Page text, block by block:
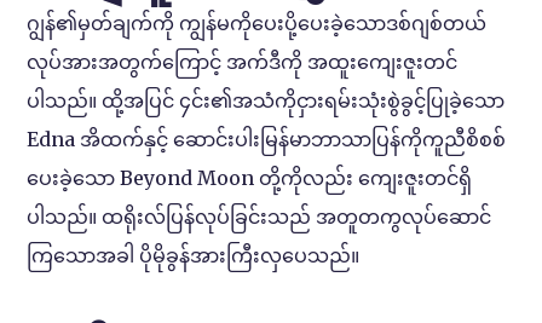
ဂျွန်၏မှတ်ချက်ကို ကျွန်မကိုပေးပို့ပေးခဲ့သောဒစ်ဂျစ်တယ်
လုပ်အားအတွက်ကြောင့် အက်ဒီကို အထူးကျေးဇူးတင်
ပါသည်။ ထို့အပြင် ၄င်း၏အသံကိုငှားရမ်းသုံးစွဲခွင့်ပြုခဲ့သော
Edna အိထက်နှင့် ဆောင်းပါးမြန်မာဘာသာပြန်ကိုကူညီစိစစ်
ပေးခဲ့သော Beyond Moon တို့ကိုလည်း ကျေးဇူးတင်ရှိ
ပါသည်။ ထရိုးလ်ပြန်လုပ်ခြင်းသည် အတူတကွလုပ်ဆောင်
ကြသောအခါ ပိုမိုခွန်အားကြီးလှပေသည်။